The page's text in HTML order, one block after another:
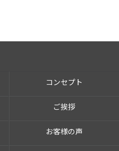
コンセプト
ご挨拶
お客様の声